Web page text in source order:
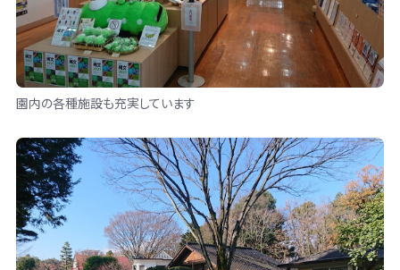
園内の各種施設も充実しています